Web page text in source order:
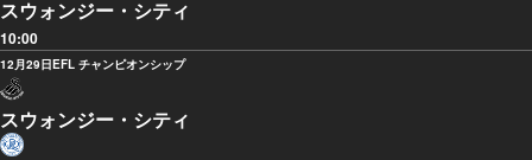
スウォンジー・シティ
10:00
12月29日EFL チャンピオンシップ
スウォンジー・シティ